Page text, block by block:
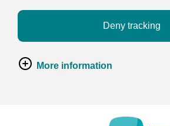
Deny tracking
More information